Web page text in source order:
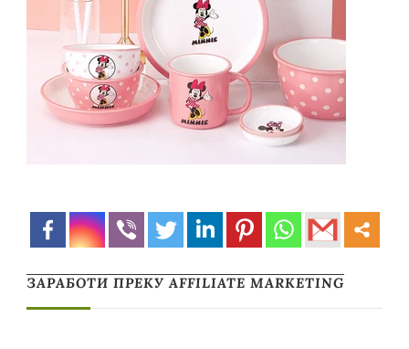
ЗАРАБОТИ ПРЕКУ AFFILIATE MARKETING